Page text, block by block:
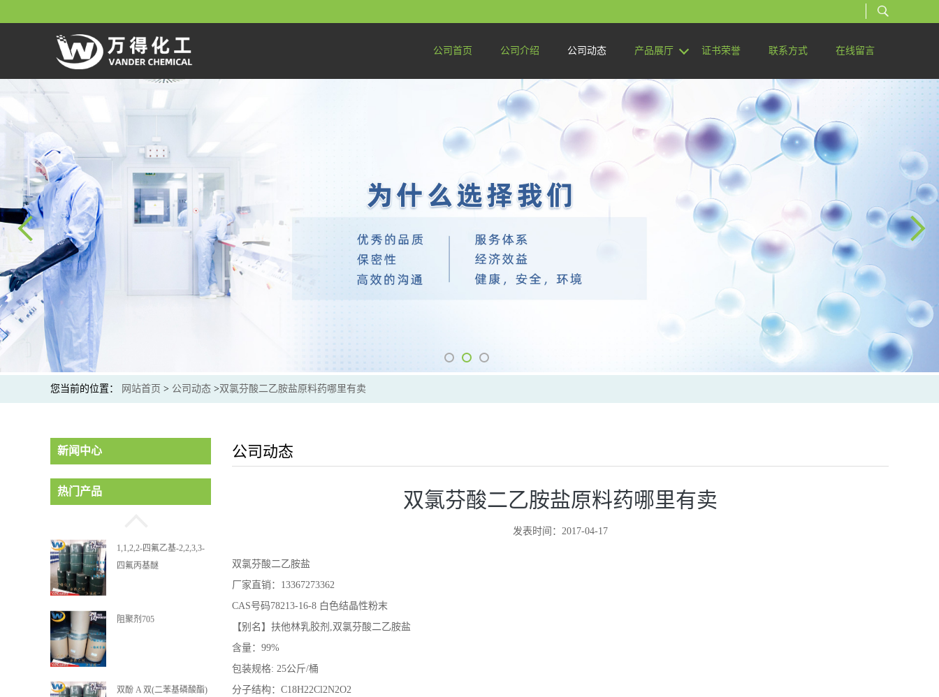
公司首页 公司介绍 公司动态 产品展厅 证书荣誉 联系方式 在线留言
您当前的位置： 网站首页 > 公司动态 >双氯芬酸二乙胺盐原料药哪里有卖
新闻中心
热门产品
4,4'-亚甲基双(2,6-二甲苯
1,1,2,2-四氟乙基-2,2,3,3-
四氟丙基醚
阻聚剂705
双酚 A 双(二苯基磷酸酯)
公司动态
双氯芬酸二乙胺盐原料药哪里有卖
发表时间：2017-04-17
双氯芬酸二乙胺盐
厂家直销：13367273362
CAS号码78213-16-8 白色结晶性粉末
【别名】扶他林乳胶剂,双氯芬酸二乙胺盐
含量：99%
包装规格: 25公斤/桶
分子结构：C18H22Cl2N2O2